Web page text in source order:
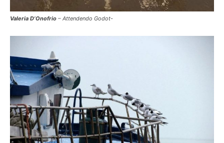
Valeria D’Onofrio – Attendendo Godot-